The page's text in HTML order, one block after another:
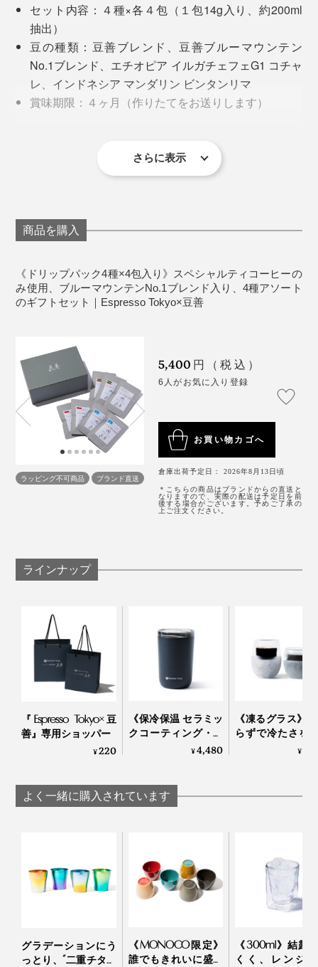
4. カップオンタイプ
パックの底がコーヒーに浸ってしまうと、雑味が出てし
まうため、『豆善』では「カップオンタイプ」を採用。
お店のハンドドリップに近い状態で抽出することができ
ます。
専用の道具がなくても、お湯を注ぐだけでコーヒー専門
店も味わいが楽しめる「ドリップパック」は、ギフトに
もぴったりです。
インドネシア・スマトラ島、標高1400-1500mの限られ
た地域で栽培され、「スマトラ式」という伝統的な精選
方法でつくられた、最高等級・星（ビンタン）5（リ
マ） 。
雑な味わいが特徴。果実のフレーバーからカラメルのよ
うな甘味に変化する過程も楽しめます。
4. 豆善ブレンド
『豆善』の看板ブレンド。 中煎りでマイルド、４種の中
ではもっとも幅広く好まれるコーヒーです。
カカオを思わせる優しいアロマとミルクチョコレートの
その日の気分で選ぶもよし、親しい人と飲み比べを楽し
むもよし、豊かなカフェ時間をお過ごしください。
粉全体をお湯で湿らせたら、いったん手をとめて20〜
30秒待ち、そのあと2、3回に分けてお湯を注ぎます。
やすくなります。
たったこれだけのことですが、雑にお湯を注ぐのとはま
ったく違う味わいに。あとは、五感を研ぎ澄ませてゆっ
セラコートタンブラー
」なら、ドリップパックをのせ
て抽出し、そのまま飲むことも可能。保温性も高く、
2〜3時間は温かいまま楽しめます。
これが自宅で楽しめるなんて、スペシャル贅沢。一杯の
セット内容：４種×各４包（１包14g入り、約200ml
抽出）
豆の種類：豆善ブレンド、豆善ブルーマウンテン
No.1ブレンド、エチオピア イルガチェフェG1 コチャ
レ、インドネシア マンダリン ビンタンリマ
賞味期限：４ヶ月（作りたてをお送りします）
さらに表示
商品を購入
《ドリップパック4種×4包入り》スペシャルティコーヒーの
み使用、ブルーマウンテンNo.1ブレンド入り、4種アソート
のギフトセット｜Espresso Tokyo×豆善
ラッピング不可商品 ブランド直送
5,400 円（税込）
6人がお気に入り登録
お買い物カゴへ
倉庫出荷予定日： 2026年8月13日頃
＊こちらの商品はブランドからの直送と
なりますので、実際の配送は予定日を前
後する場合がございます。予めご了承の
上ご注文ください。
ラインナップ
『Espresso Tokyo×豆
善』専用ショッパー
¥220
《保冷保温 セラミッ
クコーティング・タ
ンブラー》 真空二重
ート タンブラー」｜
Espresso Tokyo×豆善
¥4,480
《凍るグラス》
らずで冷たさを
プする「アイス
¥
よく一緒に購入されています
グラデーションにう
っとり、“二重チタン
《MONOCO限定》
誰でもきれいに盛り
《300ml》結露
くく、レンジ